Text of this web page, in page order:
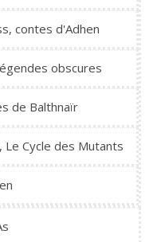
contes d'Adhen
obscures
de Balthnaïr
Cycle des Mutants